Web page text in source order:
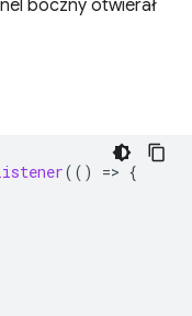
boczny otwierał
(() => {